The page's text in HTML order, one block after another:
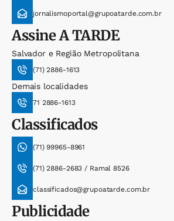
jornalismoportal@grupoatarde.com.br
AssineA TARDE
Salvador e Região Metropolitana
(71) 2886-1613
Demais localidades
71 2886-1613
Classificados
(71) 99965-8961
(71) 2886-2683 / Ramal 8526
classificados@grupoatarde.com.br
Publicidade